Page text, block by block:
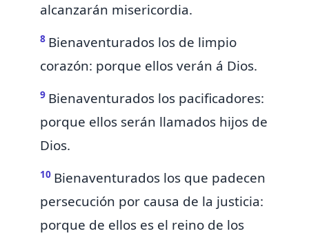
alcanzarán misericordia.
8 Bienaventurados los de limpio
corazón: porque ellos verán á Dios.
9 Bienaventurados los pacificadores:
porque ellos serán llamados hijos de
Dios.
10 Bienaventurados los que padecen
persecución por causa de la justicia:
porque de ellos es el reino de los